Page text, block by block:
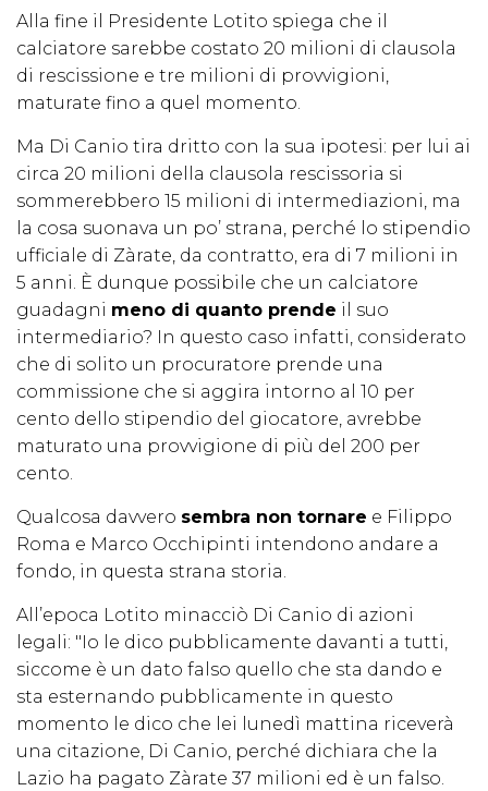
Alla fine il Presidente Lotito spiega che il
calciatore sarebbe costato 20 milioni di clausola
di rescissione e tre milioni di provvigioni,
maturate fino a quel momento.
Ma Di Canio tira dritto con la sua ipotesi: per lui ai
circa 20 milioni della clausola rescissoria si
sommerebbero 15 milioni di intermediazioni, ma
la cosa suonava un po’ strana, perché lo stipendio
ufficiale di Zàrate, da contratto, era di 7 milioni in
5 anni. È dunque possibile che un calciatore
guadagni meno di quanto prende il suo
intermediario? In questo caso infatti, considerato
che di solito un procuratore prende una
commissione che si aggira intorno al 10 per
cento dello stipendio del giocatore, avrebbe
maturato una provvigione di più del 200 per
cento.
Qualcosa davvero sembra non tornare e Filippo
Roma e Marco Occhipinti intendono andare a
fondo, in questa strana storia.
All’epoca Lotito minacciò Di Canio di azioni
legali: "Io le dico pubblicamente davanti a tutti,
siccome è un dato falso quello che sta dando e
sta esternando pubblicamente in questo
momento le dico che lei lunedì mattina riceverà
una citazione, Di Canio, perché dichiara che la
Lazio ha pagato Zàrate 37 milioni ed è un falso.